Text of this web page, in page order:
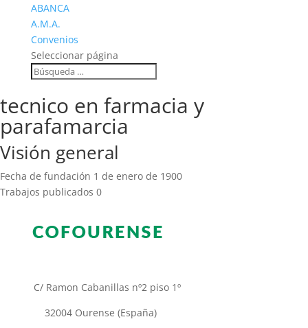
ABANCA
A.M.A.
Convenios
Seleccionar página
tecnico en farmacia y
parafamarcia
Visión general
Fecha de fundación 1 de enero de 1900
Trabajos publicados 0
C/ Ramon Cabanillas nº2 piso 1º
32004 Ourense (España)